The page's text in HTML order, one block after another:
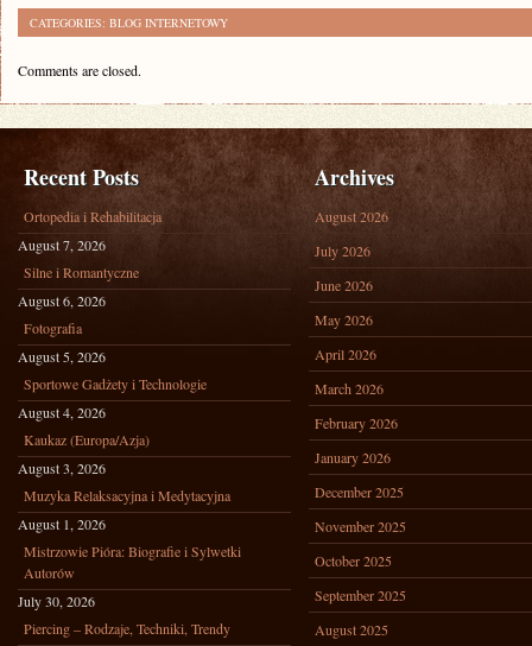
CATEGORIES: BLOG INTERNETOWY
Comments are closed.
Recent Posts
Ortopedia i Rehabilitacja
August 7, 2026
Silne i Romantyczne
August 6, 2026
Fotografia
August 5, 2026
Sportowe Gadżety i Technologie
August 4, 2026
Kaukaz (Europa/Azja)
August 3, 2026
Muzyka Relaksacyjna i Medytacyjna
August 1, 2026
Mistrzowie Pióra: Biografie i Sylwetki
Autorów
July 30, 2026
Piercing – Rodzaje, Techniki, Trendy
Archives
August 2026
July 2026
June 2026
May 2026
April 2026
March 2026
February 2026
January 2026
December 2025
November 2025
October 2025
September 2025
August 2025